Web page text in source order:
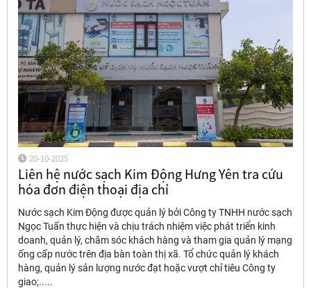
20-10-2025
Liên hệ nước sạch Kim Động Hưng Yên tra cứu
hóa đơn điện thoại địa chỉ
Nước sạch Kim Động được quản lý bởi Công ty TNHH nước sạch
Ngọc Tuấn thực hiện và chịu trách nhiệm việc phát triển kinh
doanh, quản lý, chăm sóc khách hàng và tham gia quản lý mạng
ống cấp nước trên địa bàn toàn thị xã. Tổ chức quản lý khách
hàng, quản lý sản lượng nước đạt hoặc vượt chỉ tiêu Công ty
giao;.....